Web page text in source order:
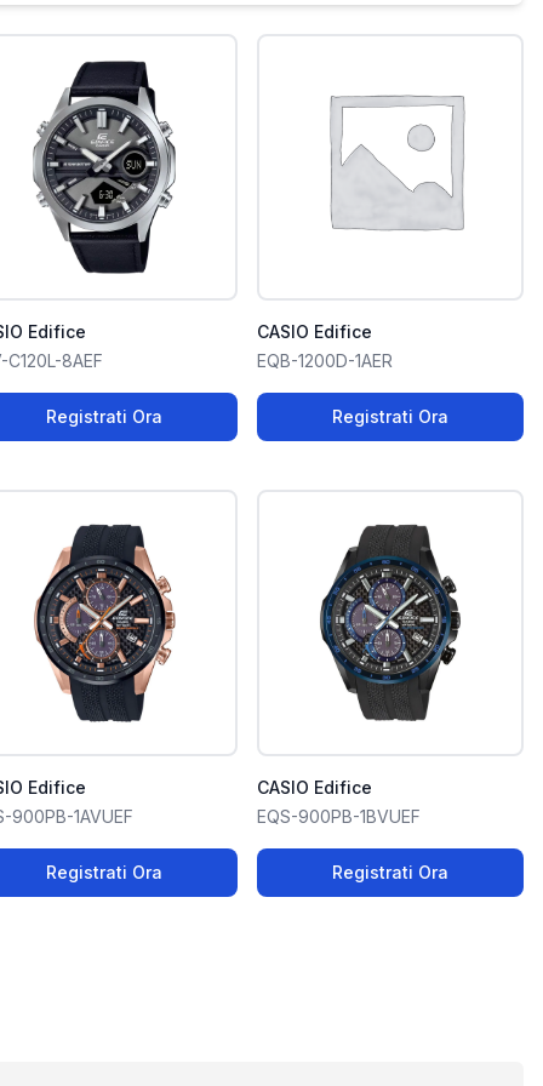
Edifice
C120L-8AEF
Registrati Ora
CASIO Edifice
EQB-1200D-1AER
Registrati Ora
Edifice
900PB-1AVUEF
Registrati Ora
CASIO Edifice
EQS-900PB-1BVUEF
Registrati Ora